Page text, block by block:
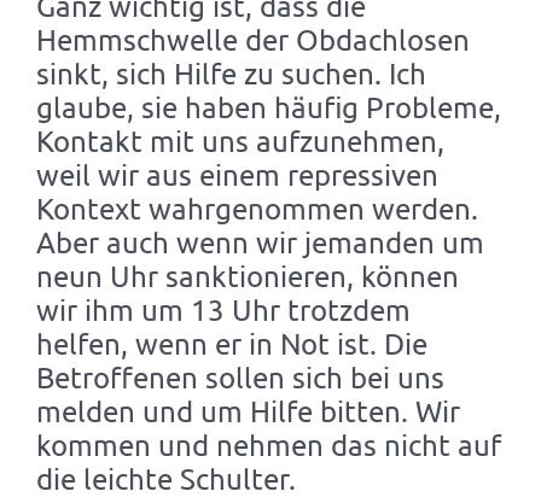
Hemmschwelle der Obdachlosen
sinkt, sich Hilfe zu suchen. Ich
glaube, sie haben häufig Probleme,
Kontakt mit uns aufzunehmen,
weil wir aus einem repressiven
Kontext wahrgenommen werden.
Aber auch wenn wir jemanden um
neun Uhr sanktionieren, können
wir ihm um 13 Uhr trotzdem
helfen, wenn er in Not ist. Die
Betroffenen sollen sich bei uns
melden und um Hilfe bitten. Wir
kommen und nehmen das nicht auf
die leichte Schulter.